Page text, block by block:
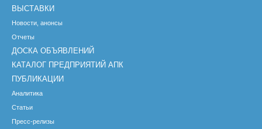
ВЫСТАВКИ
Новости, анонсы
Отчеты
ДОСКА ОБЪЯВЛЕНИЙ
КАТАЛОГ ПРЕДПРИЯТИЙ АПК
ПУБЛИКАЦИИ
Аналитика
Статьи
Пресс-релизы